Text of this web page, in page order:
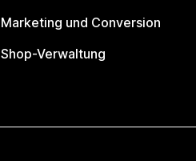
Marketing und Conversion
Shop-Verwaltung